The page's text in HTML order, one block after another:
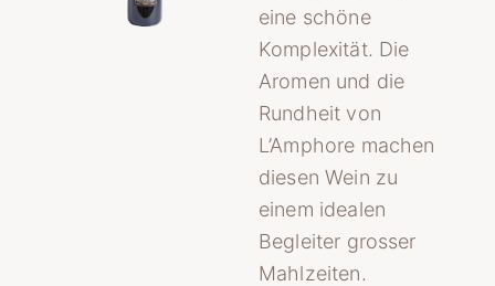
eine schöne
Komplexität. Die
Aromen und die
Rundheit von
L’Amphore machen
diesen Wein zu
einem idealen
Begleiter grosser
Mahlzeiten.